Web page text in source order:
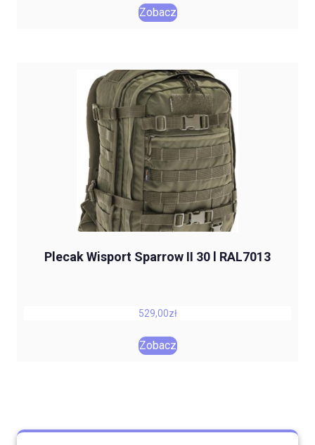
Zobacz
Plecak Wisport Sparrow II 30 l RAL7013
529,00zł
Zobacz